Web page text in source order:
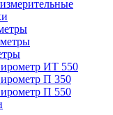
ИТ 550
П 350
П 550